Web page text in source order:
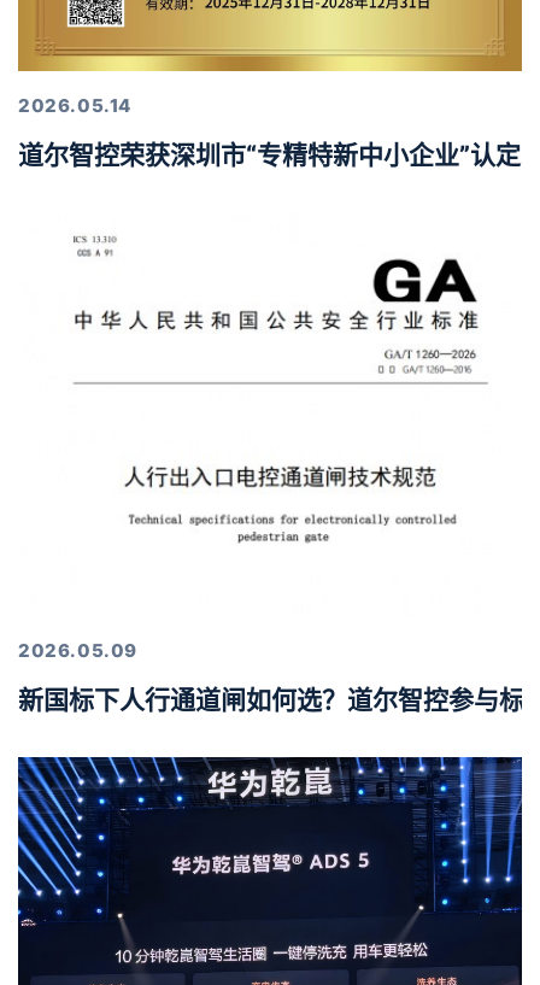
2026.05.14
道尔智控荣获深圳市“专精特新中小企业”认定
2026.05.09
新国标下人行通道闸如何选？道尔智控参与标